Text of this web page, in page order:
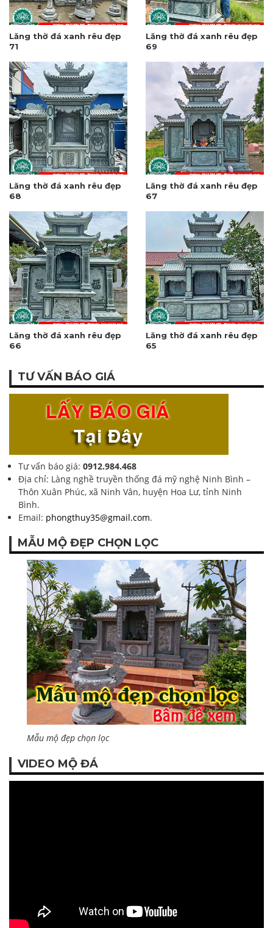
Lăng thờ đá xanh rêu đẹp
71
Lăng thờ đá xanh rêu đẹp
69
Lăng thờ đá xanh rêu đẹp
68
Lăng thờ đá xanh rêu đẹp
67
Lăng thờ đá xanh rêu đẹp
66
Lăng thờ đá xanh rêu đẹp
65
TƯ VẤN BÁO GIÁ
Tư vấn báo giá: 0912.984.468
Địa chỉ: Làng nghề truyền thống đá mỹ nghệ Ninh Bình –
Thôn Xuân Phúc, xã Ninh Vân, huyện Hoa Lư, tỉnh Ninh
Bình.
Email: phongthuy35@gmail.com.
MẪU MỘ ĐẸP CHỌN LỌC
Mẫu mộ đẹp chọn lọc
VIDEO MỘ ĐÁ